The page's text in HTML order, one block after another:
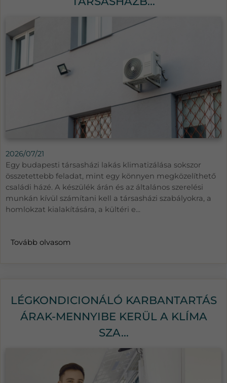
2026/07/21
Egy budapesti társasházi lakás klimatizálása sokszor
összetettebb feladat, mint egy könnyen megközelíthető
családi házé. A készülék árán és az általános szerelési
munkán kívül számítani kell a társasházi szabályokra, a
homlokzat kialakítására, a kültéri e...
Tovább olvasom
LÉGKONDICIONÁLÓ KARBANTARTÁS
ÁRAK-MENNYIBE KERÜL A KLÍMA
SZA...